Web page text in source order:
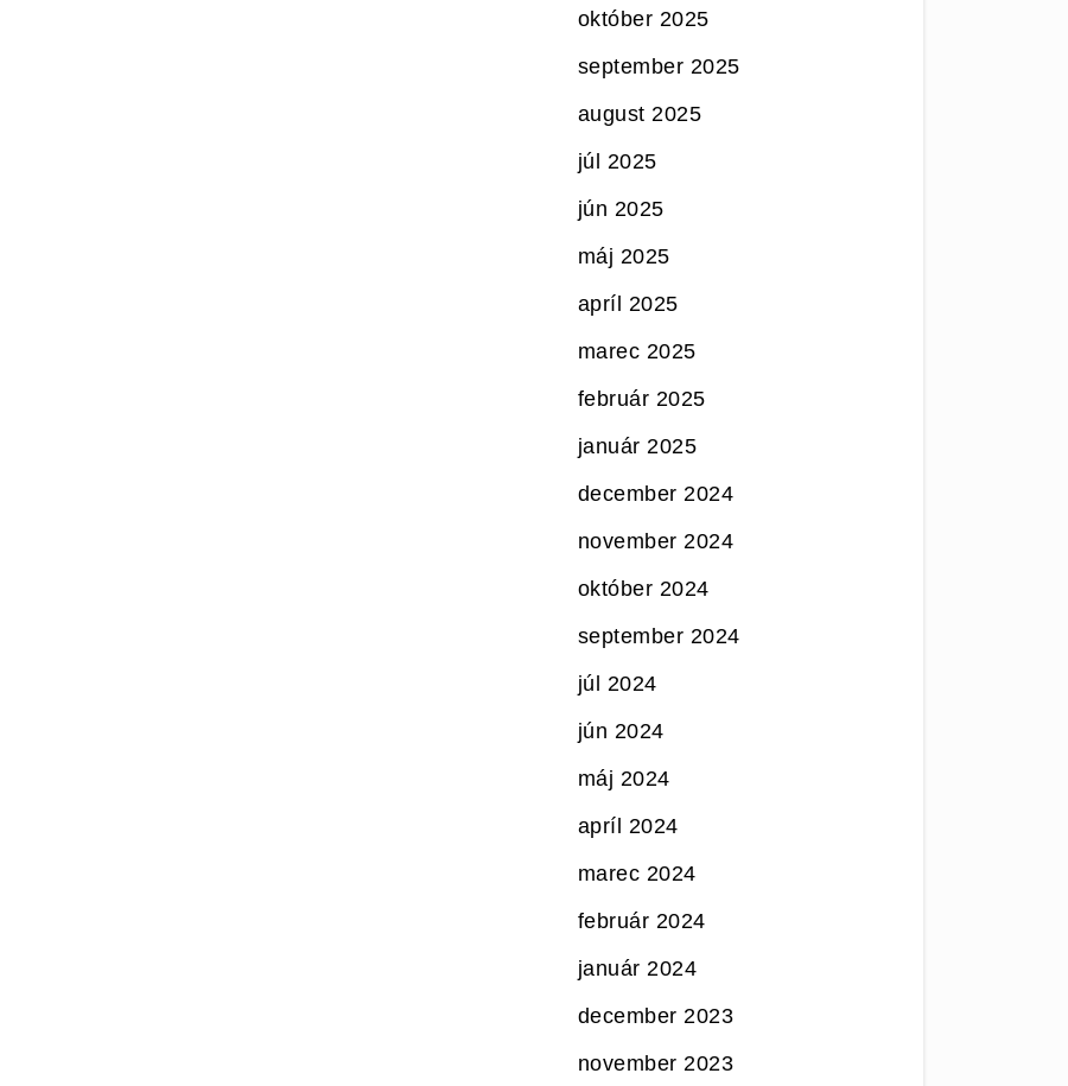
október 2025
september 2025
august 2025
júl 2025
jún 2025
máj 2025
apríl 2025
marec 2025
február 2025
január 2025
december 2024
november 2024
október 2024
september 2024
júl 2024
jún 2024
máj 2024
apríl 2024
marec 2024
február 2024
január 2024
december 2023
november 2023